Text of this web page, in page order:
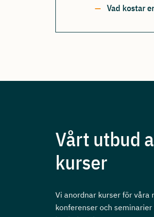
Vad kostar
Vårt utbud
kurser
Vi anordnar kurser för våra
konferenser och